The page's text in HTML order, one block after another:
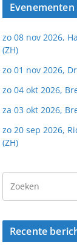
Evenementen
zo 08 nov 2026,
(ZH)
zo 01 nov 2026,
zo 04 okt 2026,
za 03 okt 2026,
zo 20 sep 2026,
(ZH)
Recente